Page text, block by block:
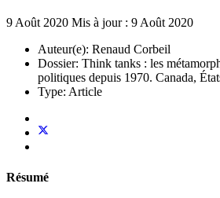
9 Août 2020 Mis à jour : 9 Août 2020
Auteur(e): Renaud Corbeil
Dossier: Think tanks : les
politiques depuis 1970. Canada,
Type: Article
Résumé